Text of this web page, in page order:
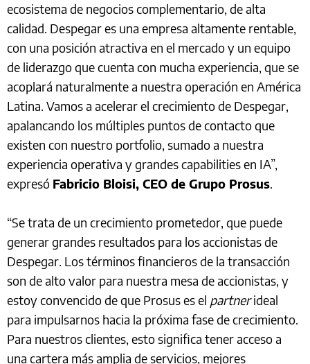
ecosistema de negocios complementario, de alta
calidad. Despegar es una empresa altamente rentable,
con una posición atractiva en el mercado y un equipo
de liderazgo que cuenta con mucha experiencia, que se
acoplará naturalmente a nuestra operación en América
Latina. Vamos a acelerar el crecimiento de Despegar,
apalancando los múltiples puntos de contacto que
existen con nuestro portfolio, sumado a nuestra
experiencia operativa y grandes capabilities en IA”,
expresó Fabricio Bloisi, CEO de Grupo Prosus.
“Se trata de un crecimiento prometedor, que puede
generar grandes resultados para los accionistas de
Despegar. Los términos financieros de la transacción
son de alto valor para nuestra mesa de accionistas, y
estoy convencido de que Prosus es el partnerideal
para impulsarnos hacia la próxima fase de crecimiento.
Para nuestros clientes, esto significa tener acceso a
una cartera más amplia de servicios, mejores